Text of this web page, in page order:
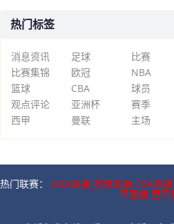
热门标签
消息资讯 足球 比赛
比赛集锦
欧冠 NBA
篮球
CBA 球员
观点评论
亚洲杯 赛季
西甲
曼联 主场
热门联赛： NBA直播 英超直播 CBA直播
甲直播 西甲